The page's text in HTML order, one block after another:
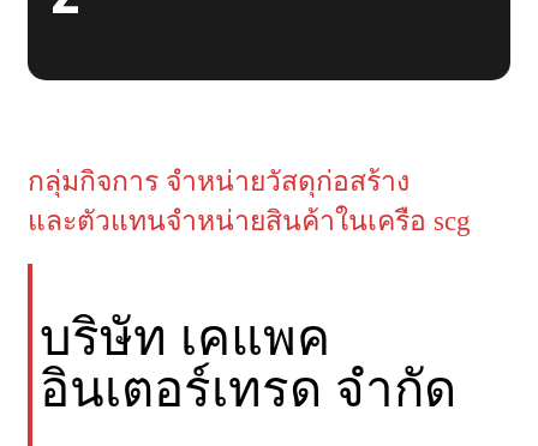
กลุ่มกิจการ จำหน่ายวัสดุก่อสร้าง
และตัวแทนจำหน่ายสินค้าในเครือ scg
บริษัท เคแพค
อินเตอร์เทรด จำกัด